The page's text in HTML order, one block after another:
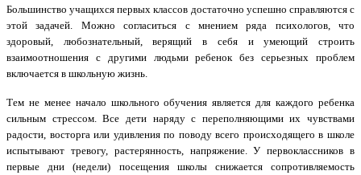
Большинство учащихся первых классов достаточно успешно справляются с
этой задачей. Можно согласиться с мнением ряда психологов, что
здоровый, любознательный, верящий в себя и умеющий строить
взаимоотношения с другими людьми ребенок без серьезных проблем
включается в школьную жизнь.
Тем не менее начало школьного обучения является для каждого ребенка
сильным стрессом. Все дети наряду с переполняющими их чувствами
радости, восторга или удивления по поводу всего происходящего в школе
испытывают тревогу, растерянность, напряжение. У первоклассников в
первые дни (недели) посещения школы снижается сопротивляемость